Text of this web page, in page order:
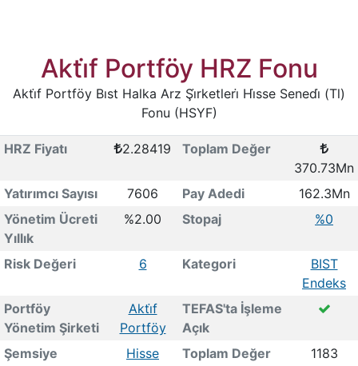
Akti̇f Portföy HRZ Fonu
Akti̇f Portföy Bıst Halka Arz Şi̇rketleri̇ Hi̇sse Senedi̇ (Tl)
Fonu (HSYF)
HRZ Fiyatı 2.28419
Toplam Değer
370.73Mn
Yatırımcı Sayısı
7606 Pay Adedi
162.3Mn
Yönetim Ücreti
Yıllık
%2.00 Stopaj %0
Risk Değeri 6 Kategori
BIST
Endeks
Portföy
Yönetim Şirketi
Akti̇f
Portföy
TEFAS'ta İşleme
Açık
Şemsiye
Hisse
Toplam Değer
1183